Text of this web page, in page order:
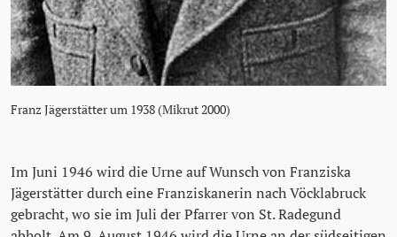
Franz Jägerstätter um 1938 (Mikrut 2000)
Im Juni 1946 wird die Urne auf Wunsch von Franziska
Jägerstätter durch eine Franziskanerin nach Vöcklabruck
gebracht, wo sie im Juli der Pfarrer von St. Radegund